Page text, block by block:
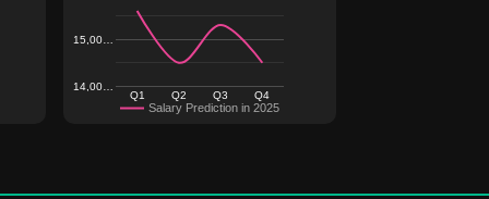
Salary Prediction in 2025
Q1 Q2 Q3 Q4
14,00…
15,00…